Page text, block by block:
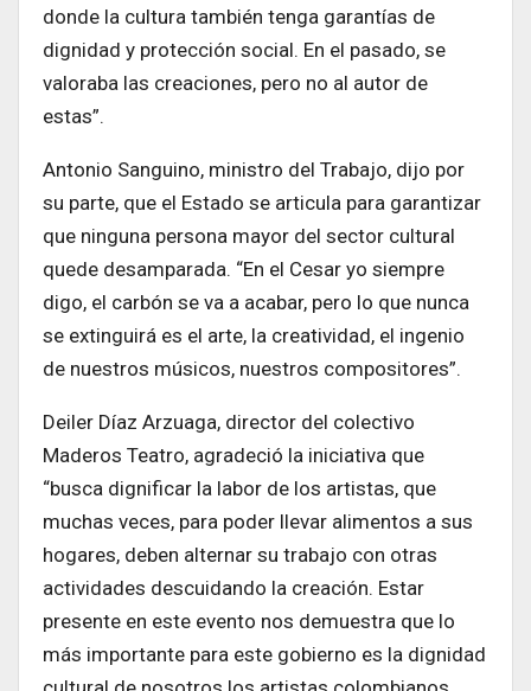
donde la cultura también tenga garantías de
dignidad y protección social. En el pasado, se
valoraba las creaciones, pero no al autor de
estas”.
Antonio Sanguino, ministro del Trabajo, dijo por
su parte, que el Estado se articula para garantizar
que ninguna persona mayor del sector cultural
quede desamparada. “En el Cesar yo siempre
digo, el carbón se va a acabar, pero lo que nunca
se extinguirá es el arte, la creatividad, el ingenio
de nuestros músicos, nuestros compositores”.
Deiler Díaz Arzuaga, director del colectivo
Maderos Teatro, agradeció la iniciativa que
“busca dignificar la labor de los artistas, que
muchas veces, para poder llevar alimentos a sus
hogares, deben alternar su trabajo con otras
actividades descuidando la creación. Estar
presente en este evento nos demuestra que lo
más importante para este gobierno es la dignidad